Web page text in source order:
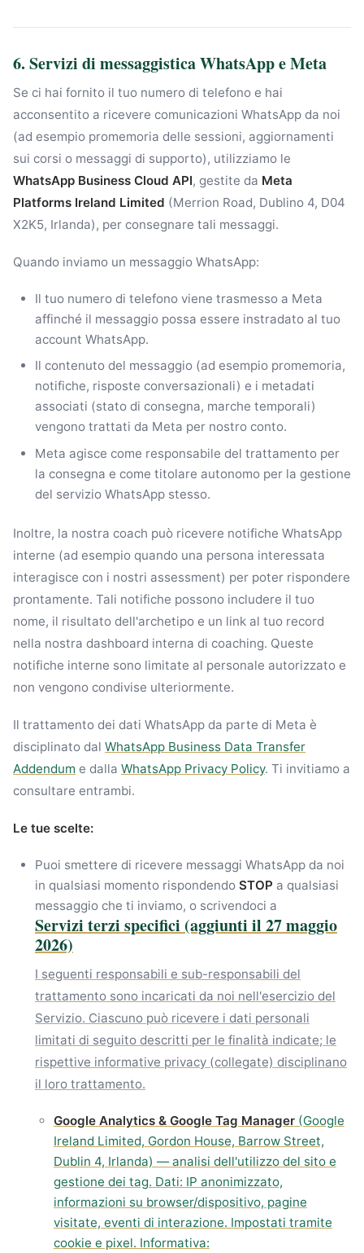
6. Servizi di messaggistica WhatsApp e Meta
Se ci hai fornito il tuo numero di telefono e hai
acconsentito a ricevere comunicazioni WhatsApp da noi
(ad esempio promemoria delle sessioni, aggiornamenti
sui corsi o messaggi di supporto), utilizziamo le
WhatsApp Business Cloud API, gestite da Meta
Platforms Ireland Limited (Merrion Road, Dublino 4, D04
X2K5, Irlanda), per consegnare tali messaggi.
Quando inviamo un messaggio WhatsApp:
Il tuo numero di telefono viene trasmesso a Meta
affinché il messaggio possa essere instradato al tuo
account WhatsApp.
Il contenuto del messaggio (ad esempio promemoria,
notifiche, risposte conversazionali) e i metadati
associati (stato di consegna, marche temporali)
vengono trattati da Meta per nostro conto.
Meta agisce come responsabile del trattamento per
la consegna e come titolare autonomo per la gestione
del servizio WhatsApp stesso.
Inoltre, la nostra coach può ricevere notifiche WhatsApp
interne (ad esempio quando una persona interessata
interagisce con i nostri assessment) per poter rispondere
prontamente. Tali notifiche possono includere il tuo
nome, il risultato dell'archetipo e un link al tuo record
nella nostra dashboard interna di coaching. Queste
notifiche interne sono limitate al personale autorizzato e
non vengono condivise ulteriormente.
Il trattamento dei dati WhatsApp da parte di Meta è
disciplinato dal WhatsApp Business Data Transfer
Addendum e dalla WhatsApp Privacy Policy. Ti invitiamo a
consultare entrambi.
Le tue scelte:
Puoi smettere di ricevere messaggi WhatsApp da noi
in qualsiasi momento rispondendo STOP a qualsiasi
messaggio che ti inviamo, o scrivendoci a
Servizi terzi specifici (aggiunti il 27 maggio
2026)
I seguenti responsabili e sub-responsabili del
trattamento sono incaricati da noi nell'esercizio del
Servizio. Ciascuno può ricevere i dati personali
limitati di seguito descritti per le finalità indicate; le
rispettive informative privacy (collegate) disciplinano
il loro trattamento.
Google Analytics & Google Tag Manager(Google
Ireland Limited, Gordon House, Barrow Street,
Dublin 4, Irlanda) — analisi dell'utilizzo del sito e
gestione dei tag. Dati: IP anonimizzato,
informazioni su browser/dispositivo, pagine
visitate, eventi di interazione. Impostati tramite
cookie e pixel. Informativa: